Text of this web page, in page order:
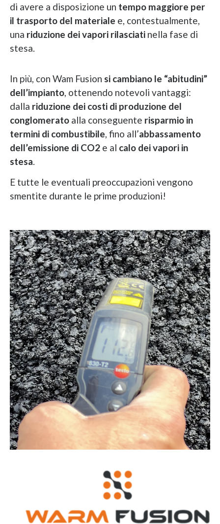
di avere a disposizione un tempo maggiore per
il trasporto del materiale e, contestualmente,
una riduzione dei vapori rilasciati nella fase di
stesa.
In più, con Wam Fusion si cambiano le “abitudini”
dell’impianto, ottenendo notevoli vantaggi:
dalla riduzione dei costi di produzione del
conglomerato alla conseguente risparmio in
termini di combustibile, fino all’abbassamento
dell’emissione di CO2 e al calo dei vapori in
stesa.
E tutte le eventuali preoccupazioni vengono
smentite durante le prime produzioni!